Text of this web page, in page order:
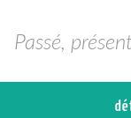
Passé,